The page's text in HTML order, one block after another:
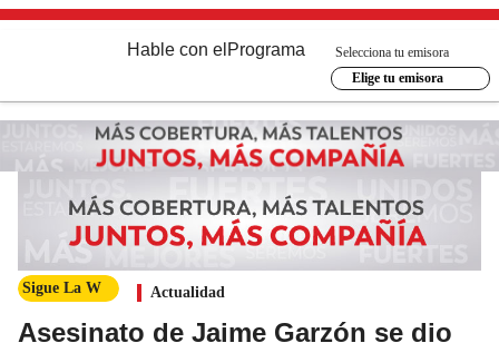
Hable con el Programa
Selecciona tu emisora
Elige tu emisora
Sigue La W Actualidad
Asesinato de Jaime Garzón se dio